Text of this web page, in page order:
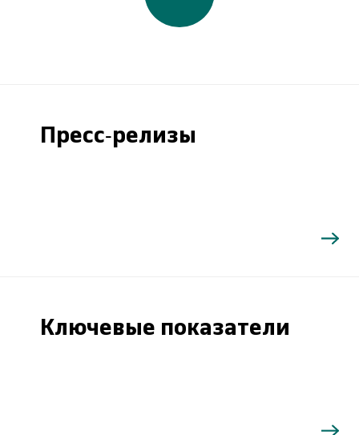
Пресс-релизы
Ключевые показатели